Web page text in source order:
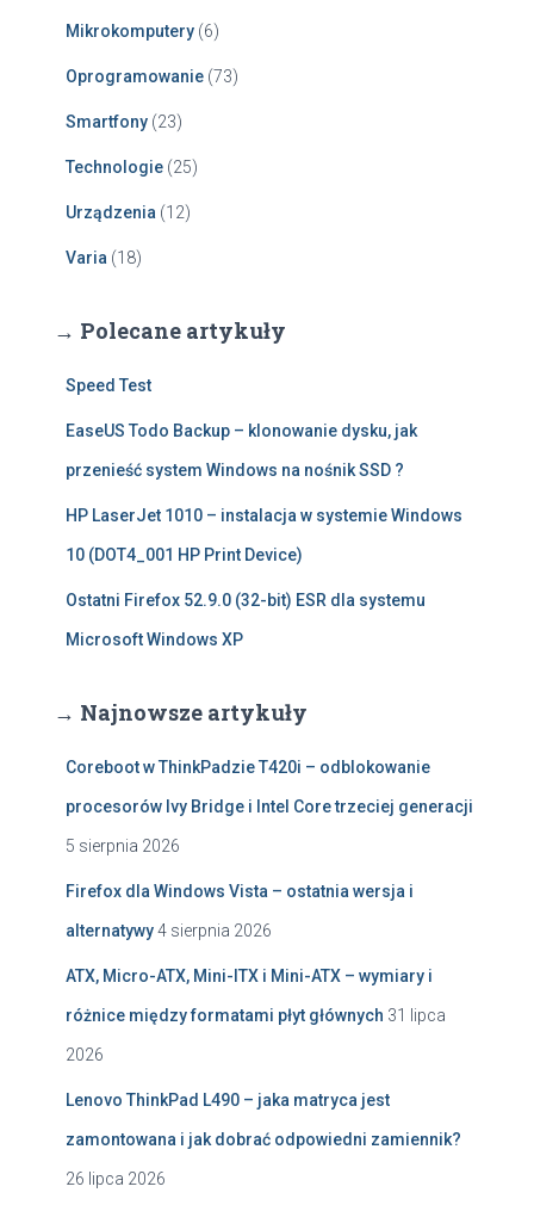
Mikrokomputery (6)
Oprogramowanie (73)
Smartfony (23)
Technologie (25)
Urządzenia (12)
Varia (18)
→ Polecane artykuły
Speed Test
EaseUS Todo Backup – klonowanie dysku, jak
przenieść system Windows na nośnik SSD ?
HP LaserJet 1010 – instalacja w systemie Windows
10 (DOT4_001 HP Print Device)
Ostatni Firefox 52.9.0 (32-bit) ESR dla systemu
Microsoft Windows XP
→ Najnowsze artykuły
Coreboot w ThinkPadzie T420i – odblokowanie
procesorów Ivy Bridge i Intel Core trzeciej generacji
5 sierpnia 2026
Firefox dla Windows Vista – ostatnia wersja i
alternatywy4 sierpnia 2026
ATX, Micro-ATX, Mini-ITX i Mini-ATX – wymiary i
różnice między formatami płyt głównych 31 lipca
2026
Lenovo ThinkPad L490 – jaka matryca jest
zamontowana i jak dobrać odpowiedni zamiennik?
26 lipca 2026